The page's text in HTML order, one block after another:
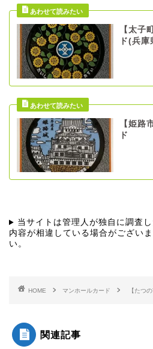
【太子
ド(兵庫
【姫路
ド
当サイトは管理人が独自に調査し
内容が相違している場合がござい
い。
HOME マンホールカード 【たつ
関連記事